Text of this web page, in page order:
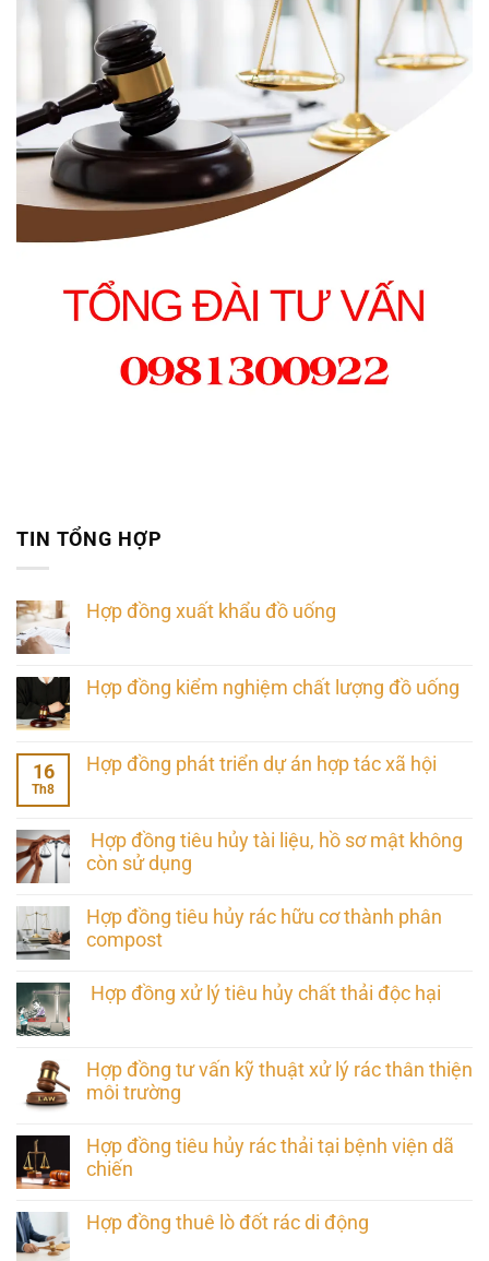
TIN TỔNG HỢP
Hợp đồng xuất khẩu đồ uống
Hợp đồng kiểm nghiệm chất lượng đồ uống
16
Th8
Hợp đồng phát triển dự án hợp tác xã hội
Hợp đồng tiêu hủy tài liệu, hồ sơ mật không
còn sử dụng
Hợp đồng tiêu hủy rác hữu cơ thành phân
compost
Hợp đồng xử lý tiêu hủy chất thải độc hại
Hợp đồng tư vấn kỹ thuật xử lý rác thân thiện
môi trường
Hợp đồng tiêu hủy rác thải tại bệnh viện dã
chiến
Hợp đồng thuê lò đốt rác di động